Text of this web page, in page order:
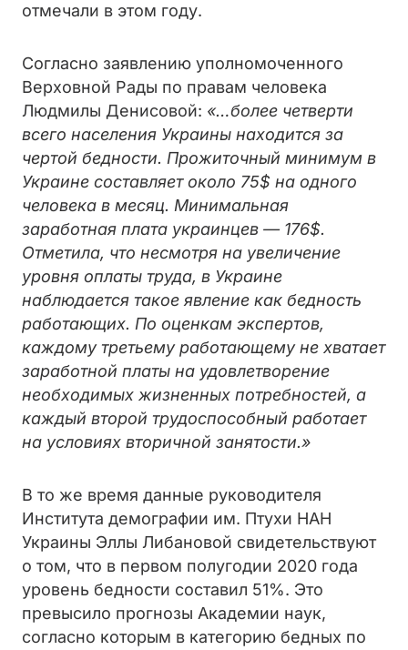
отмечали в этом году.
Согласно заявлению уполномоченного
Верховной Рады по правам человека
Людмилы Денисовой: «…более четверти
всего населения Украины находится за
чертой бедности. Прожиточный минимум в
Украине составляет около 75$ на одного
человека в месяц. Минимальная
заработная плата украинцев — 176$.
Отметила, что несмотря на увеличение
уровня оплаты труда, в Украине
наблюдается такое явление как бедность
работающих. По оценкам экспертов,
каждому третьему работающему не хватает
заработной платы на удовлетворение
необходимых жизненных потребностей, а
каждый второй трудоспособный работает
на условиях вторичной занятости.»
В то же время данные руководителя
Института демографии им. Птухи НАН
Украины Эллы Либановой свидетельствуют
о том, что в первом полугодии 2020 года
уровень бедности составил 51%. Это
превысило прогнозы Академии наук,
согласно которым в категорию бедных по